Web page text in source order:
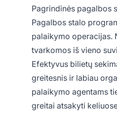
Pagrindinės pagalbos
Pagalbos stalo
palaikymo operacijas.
tvarkomos iš vieno
Efektyvus bilietų
greitesnis ir labiau
palaikymo agentams
greitai atsakyti